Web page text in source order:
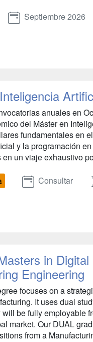
Septiembre 2026
anuales en
del Máster en
fundamentales en
y la programación
un viaje exhaustivo
Consultar
in
Engineering
focuses on a
It uses dual
be fully employable
market. Our DUAL
from a